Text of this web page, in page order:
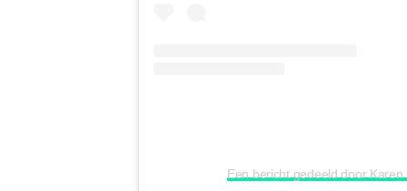
Een bericht gedeeld door